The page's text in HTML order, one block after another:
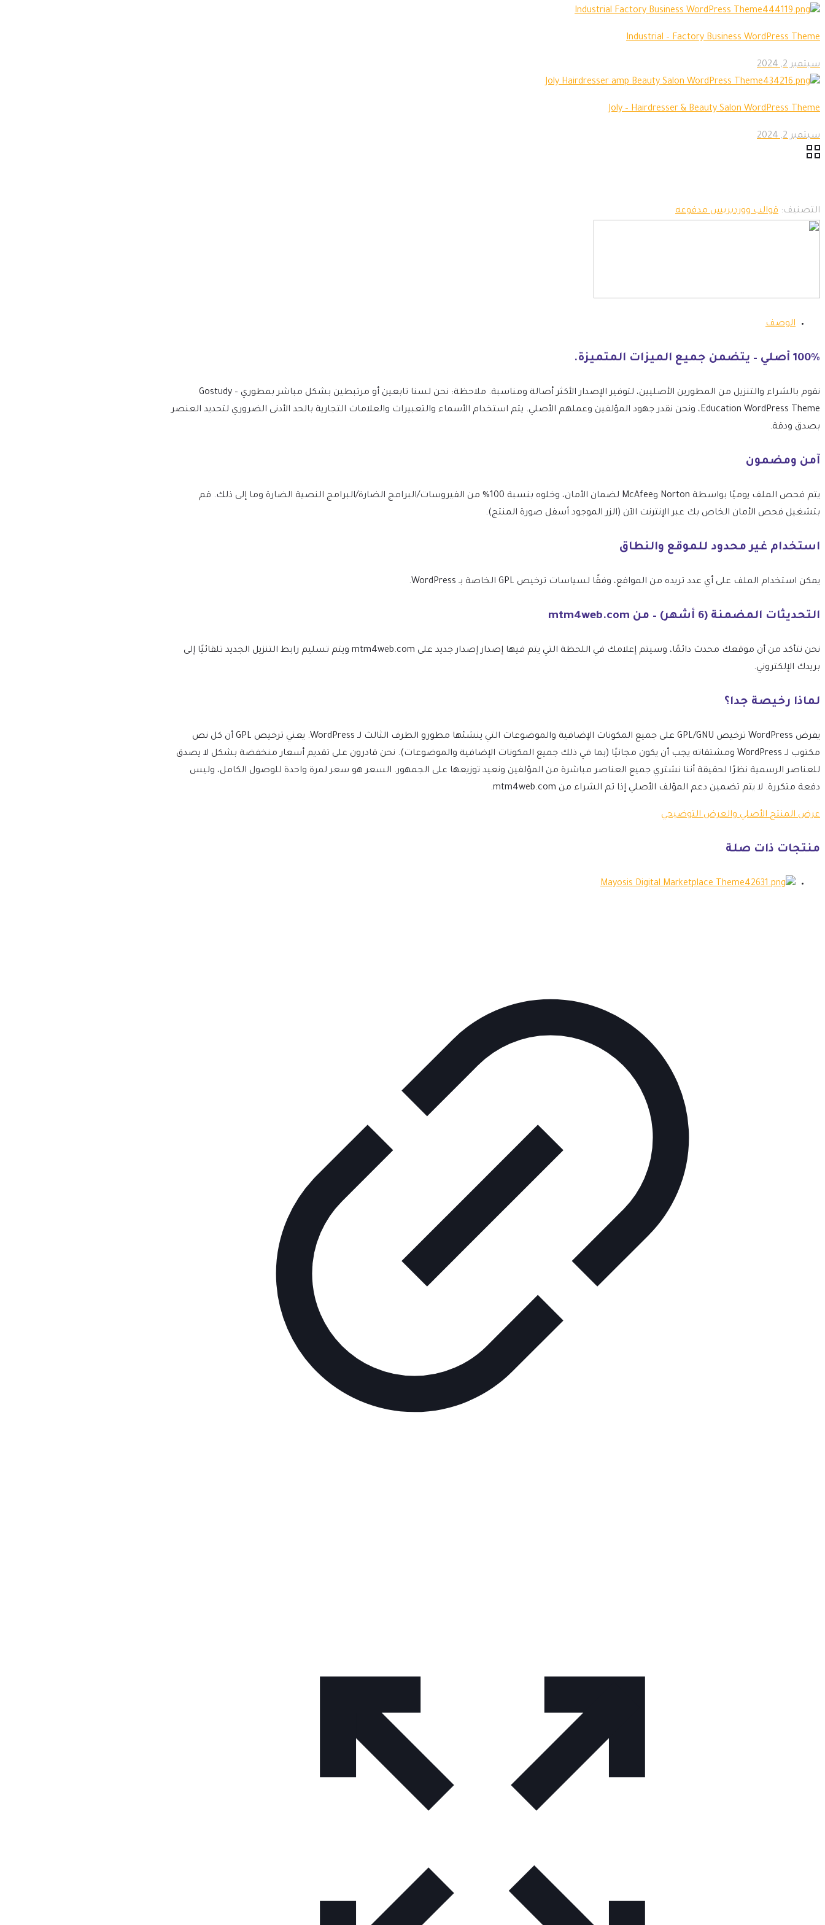
Industrial – Factory Business WordPress Theme
سبتمبر 2, 2024
Joly – Hairdresser & Beauty Salon WordPress Theme
سبتمبر 2, 2024
التصنيف: قوالب ووردبريس مدفوعه
الوصف
100% أصلي – يتضمن جميع الميزات المتميزة.
نقوم بالشراء والتنزيل من المطورين الأصليين، لتوفير الإصدار الأكثر أصالة ومناسبة. ملاحظة: نحن لسنا تابعين أو مرتبطين بشكل مباشر بمطوري Gostudy –
Education WordPress Theme، ونحن نقدر جهود المؤلفين وعملهم الأصلي. يتم استخدام الأسماء والتعبيرات والعلامات التجارية بالحد الأدنى الضروري لتحديد العنصر
بصدق ودقة.
آمن ومضمون
يتم فحص الملف يوميًا بواسطة Norton وMcAfee لضمان الأمان، وخلوه بنسبة 100% من الفيروسات/البرامج الضارة/البرامج النصية الضارة وما إلى ذلك. قم
بتشغيل فحص الأمان الخاص بك عبر الإنترنت الآن (الزر الموجود أسفل صورة المنتج).
استخدام غير محدود للموقع والنطاق
يمكن استخدام الملف على أي عدد تريده من المواقع، وفقًا لسياسات ترخيص GPL الخاصة بـ WordPress.
التحديثات المضمنة (6 أشهر) – من mtm4web.com
نحن نتأكد من أن موقعك محدث دائمًا، وسيتم إعلامك في اللحظة التي يتم فيها إصدار إصدار جديد على mtm4web.com ويتم تسليم رابط التنزيل الجديد تلقائيًا إلى
بريدك الإلكتروني.
لماذا رخيصة جدا؟
يفرض WordPress ترخيص GPL/GNU على جميع المكونات الإضافية والموضوعات التي ينشئها مطورو الطرف الثالث لـ WordPress. يعني ترخيص GPL أن كل نص
مكتوب لـ WordPress ومشتقاته يجب أن يكون مجانيًا (بما في ذلك جميع المكونات الإضافية والموضوعات). نحن قادرون على تقديم أسعار منخفضة بشكل لا يصدق
للعناصر الرسمية نظرًا لحقيقة أننا نشتري جميع العناصر مباشرة من المؤلفين ونعيد توزيعها على الجمهور. السعر هو سعر لمرة واحدة للوصول الكامل، وليس
دفعة متكررة. لا يتم تضمين دعم المؤلف الأصلي إذا تم الشراء من mtm4web.com.
عرض المنتج الأصلي والعرض التوضيحي
منتجات ذات صلة